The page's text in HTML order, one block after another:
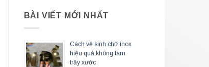
BÀI VIẾT MỚI NHẤT
Cách vệ sinh chữ inox
hiệu quả không làm
trầy xước